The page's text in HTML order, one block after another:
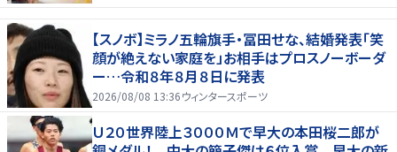
【スノボ】ミラノ五輪旗手・冨田せな、結婚発表「笑
顔が絶えない家庭を」お相手はプロスノーボーダ
ー…令和８年８月８日に発表
2026/08/08 13:36ウィンタースポーツ
Ｕ２０世界陸上３０００Ｍで早大の本田桜二郎が